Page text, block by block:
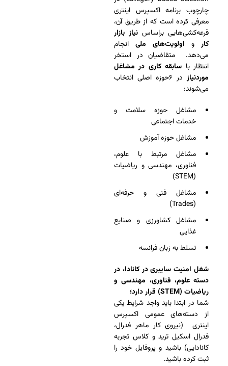
چارچوب برنامه اکسپرس اینتری
معرفی کرده است که از طریق آن،
قرعه‌کشی‌هایی براساس نیاز بازار
کار و اولویت‌های ملی انجام
می‌دهد. متقاضیان در استخر
انتظار با سابقه کاری در مشاغل
موردنیاز
در ۶حوزه اصلی انتخاب
می‌شوند:
مشاغل حوزه سلامت و
خدمات اجتماعی
مشاغل حوزه آموزش
مشاغل مرتبط با علوم،
فناوری، مهندسی و ریاضیات
(STEM)
مشاغل فنی و حرفه‌ای
(Trades)
مشاغل کشاورزی و صنایع
غذایی
تسلط به زبان فرانسه
شغل امنیت سایبری در کانادا، در
دسته علوم، فناوری، مهندسی و
ریاضیات (STEM) قرار دارد؛
شما در ابتدا باید واجد شرایط یکی
از دسته‌های عمومی اکسپرس
اینتری (نیروی کار ماهر فدرال،
فدرال اسکیل ترید و کلاس تجربه
کانادایی) باشید و پروفایل خود را
ثبت کرده باشید.